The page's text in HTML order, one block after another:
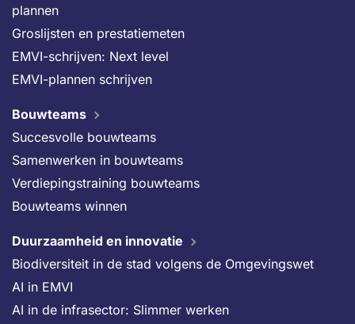
plannen
Groslijsten en prestatiemeten
EMVI-schrijven: Next level
EMVI-plannen schrijven
Bouwteams
Succesvolle bouwteams
Samenwerken in bouwteams
Verdiepingstraining bouwteams
Bouwteams winnen
Duurzaamheid en innovatie
Biodiversiteit in de stad volgens de Omgevingswet
AI in EMVI
AI in de infrasector: Slimmer werken